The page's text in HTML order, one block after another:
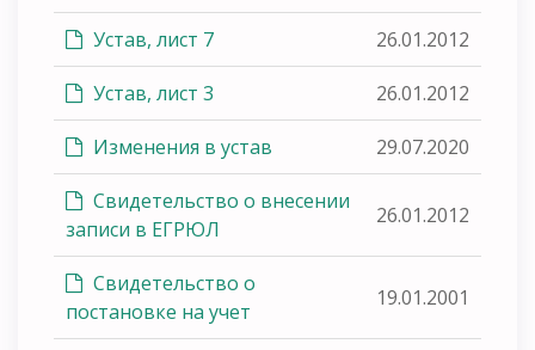
Устав, лист 7 26.01.2012
Устав, лист 3 26.01.2012
Изменения в устав 29.07.2020
Свидетельство о внесении
записи в ЕГРЮЛ
26.01.2012
Свидетельство о
постановке на учет
19.01.2001